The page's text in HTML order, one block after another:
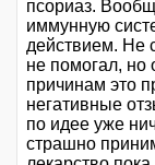
псориаз.
иммунную
действием. Не
не помогал, но
причинам это
негативные
по идее уже
страшно